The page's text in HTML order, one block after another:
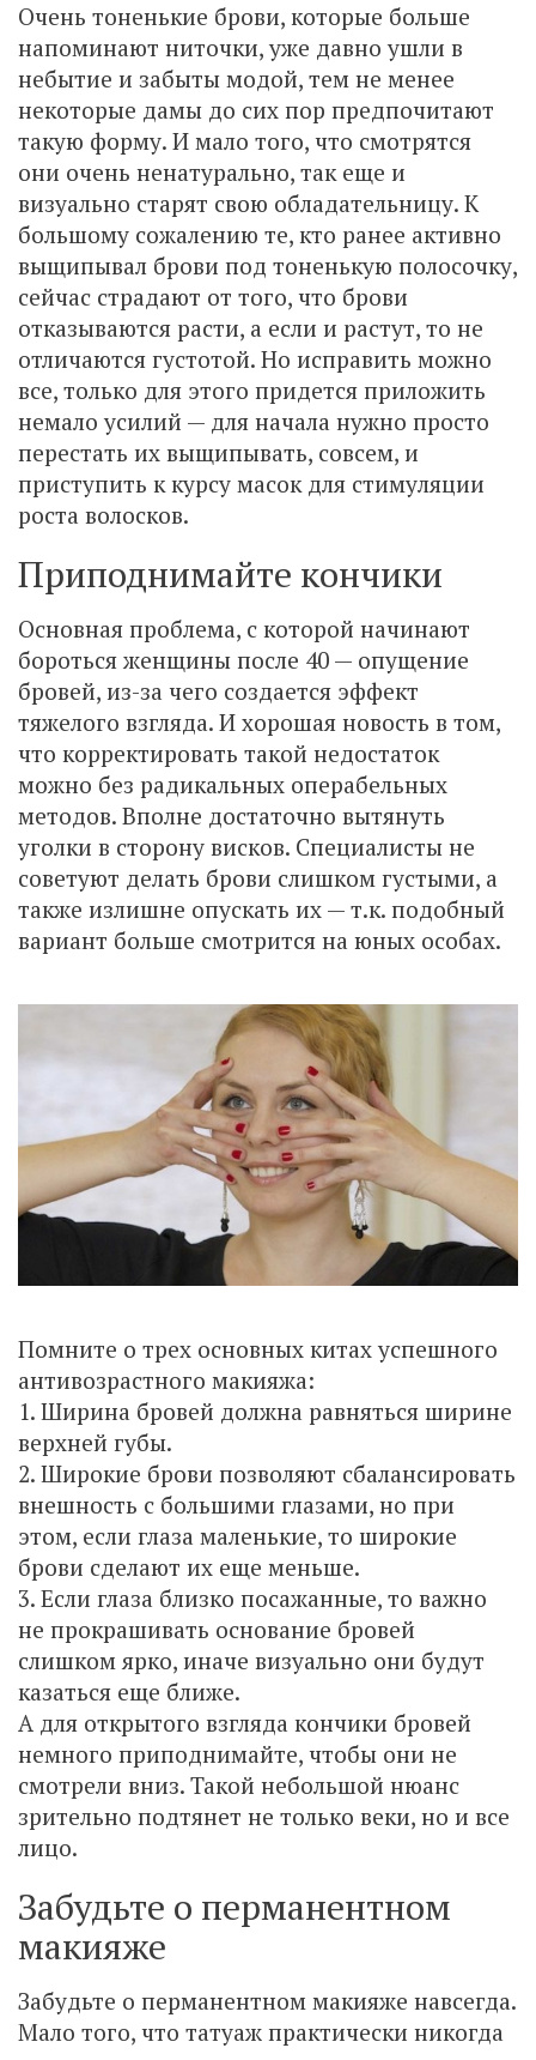
Очень тоненькие брови, которые больше
напоминают ниточки, уже давно ушли в
небытие и забыты модой, тем не менее
некоторые дамы до сих пор предпочитают
такую форму. И мало того, что смотрятся
они очень ненатурально, так еще и
визуально старят свою обладательницу. К
большому сожалению те, кто ранее активно
выщипывал брови под тоненькую полосочку,
сейчас страдают от того, что брови
отказываются расти, а если и растут, то не
отличаются густотой. Но исправить можно
все, только для этого придется приложить
немало усилий — для начала нужно просто
перестать их выщипывать, совсем, и
приступить к курсу масок для стимуляции
роста волосков.
Приподнимайте кончики
Основная проблема, с которой начинают
бороться женщины после 40 — опущение
бровей, из-за чего создается эффект
тяжелого взгляда. И хорошая новость в том,
что корректировать такой недостаток
можно без радикальных операбельных
методов. Вполне достаточно вытянуть
уголки в сторону висков. Специалисты не
советуют делать брови слишком густыми, а
также излишне опускать их — т.к. подобный
вариант больше смотрится на юных особах.
Помните о трех основных китах успешного
антивозрастного макияжа:
1. Ширина бровей должна равняться ширине
верхней губы.
2. Широкие брови позволяют сбалансировать
внешность с большими глазами, но при
этом, если глаза маленькие, то широкие
брови сделают их еще меньше.
3. Если глаза близко посажанные, то важно
не прокрашивать основание бровей
слишком ярко, иначе визуально они будут
казаться еще ближе.
А для открытого взгляда кончики бровей
немного приподнимайте, чтобы они не
смотрели вниз. Такой небольшой нюанс
зрительно подтянет не только веки, но и все
лицо.
Забудьте о перманентном
макияже
Забудьте о перманентном макияже навсегда.
Мало того, что татуаж практически никогда